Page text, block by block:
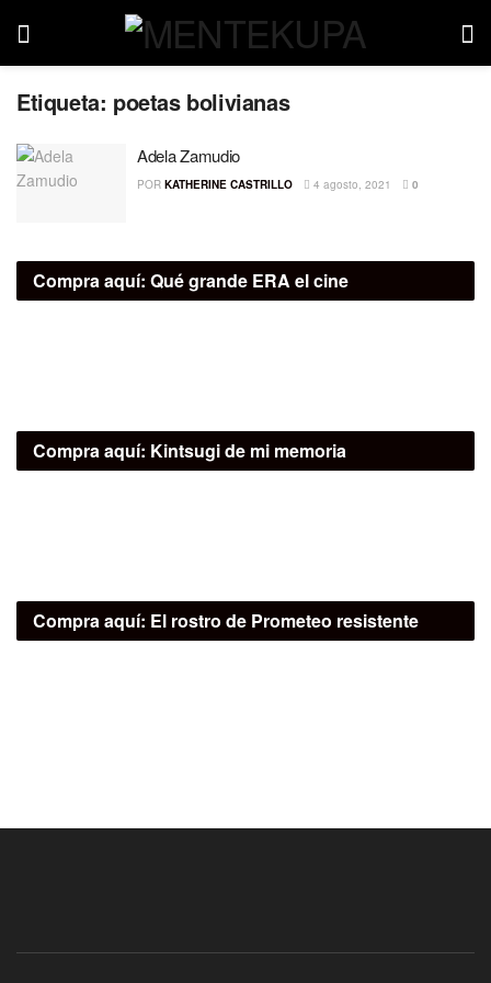
Etiqueta: poetas bolivianas
Adela Zamudio
POR KATHERINE CASTRILLO 4 agosto, 2021 0
Compra aquí: Qué grande ERA el cine
Compra aquí: Kintsugi de mi memoria
Compra aquí: El rostro de Prometeo resistente